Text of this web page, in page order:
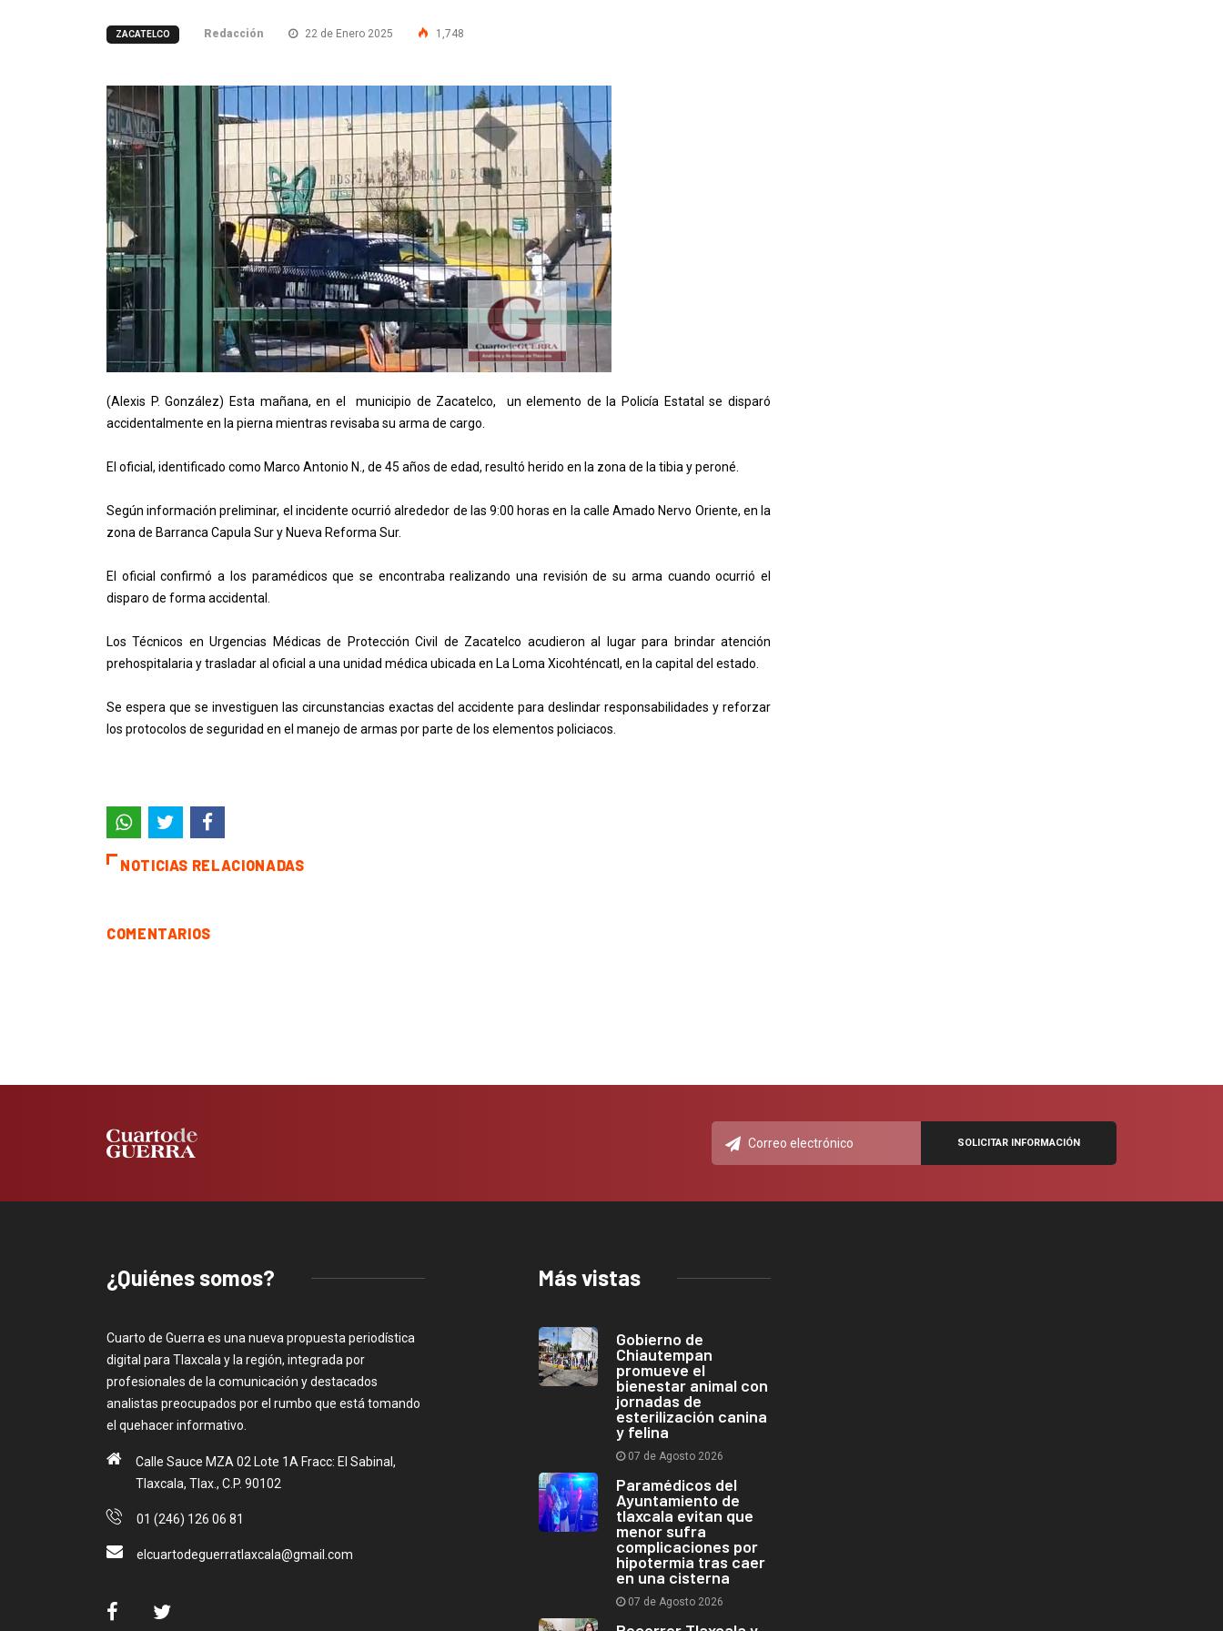
ZACATELCO Redacción 22 de Enero 2025 1,748
(Alexis P. González) Esta mañana, en el municipio de Zacatelco, un elemento de la Policía Estatal se disparó
accidentalmente en la pierna mientras revisaba su arma de cargo.
El oficial, identificado como Marco Antonio N., de 45 años de edad, resultó herido en la zona de la tibia y peroné.
Según información preliminar, el incidente ocurrió alrededor de las 9:00 horas en la calle Amado Nervo Oriente, en la
zona de Barranca Capula Sur y Nueva Reforma Sur.
El oficial confirmó a los paramédicos que se encontraba realizando una revisión de su arma cuando ocurrió el
disparo de forma accidental.
Los Técnicos en Urgencias Médicas de Protección Civil de Zacatelco acudieron al lugar para brindar atención
prehospitalaria y trasladar al oficial a una unidad médica ubicada en La Loma Xicohténcatl, en la capital del estado.
Se espera que se investiguen las circunstancias exactas del accidente para deslindar responsabilidades y reforzar
los protocolos de seguridad en el manejo de armas por parte de los elementos policiacos.
NOTICIAS RELACIONADAS
COMENTARIOS
¿Quiénes somos?
Cuarto de Guerra es una nueva propuesta periodística
digital para Tlaxcala y la región, integrada por
profesionales de la comunicación y destacados
analistas preocupados por el rumbo que está tomando
el quehacer informativo.
Calle Sauce MZA 02 Lote 1A Fracc: El Sabinal,
Tlaxcala, Tlax., C.P. 90102
01 (246) 126 06 81
elcuartodeguerratlaxcala@gmail.com
Más vistas
Gobierno de
Chiautempan
promueve el
bienestar animal con
jornadas de
esterilización canina
y felina
07 de Agosto 2026
Paramédicos del
Ayuntamiento de
tlaxcala evitan que
menor sufra
complicaciones por
hipotermia tras caer
en una cisterna
07 de Agosto 2026